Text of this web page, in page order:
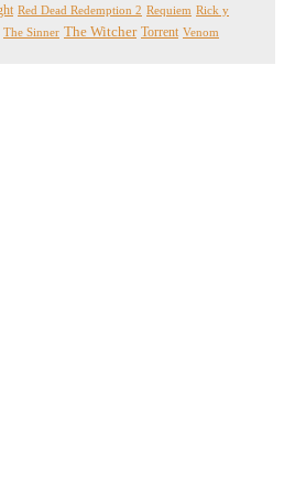
Red Dead Redemption 2 Requiem Rick y
The Sinner The Witcher Torrent Venom